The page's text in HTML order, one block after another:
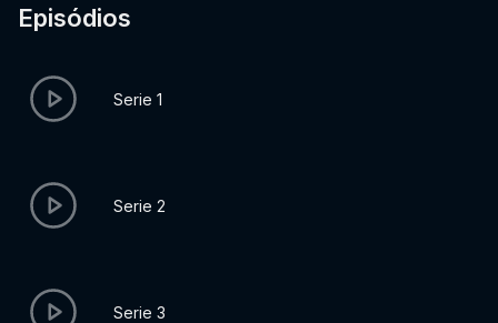
Episódios
Serie 1
Serie 2
Serie 3